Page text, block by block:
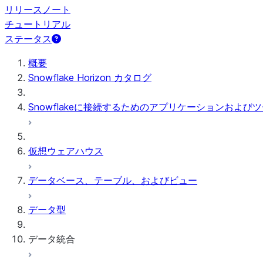
リリースノート
チュートリアル
ステータス
概要
Snowflake Horizon カタログ
Snowflakeに接続するためのアプリケーションおよび
仮想ウェアハウス
データベース、テーブル、およびビュー
データ型
データ統合